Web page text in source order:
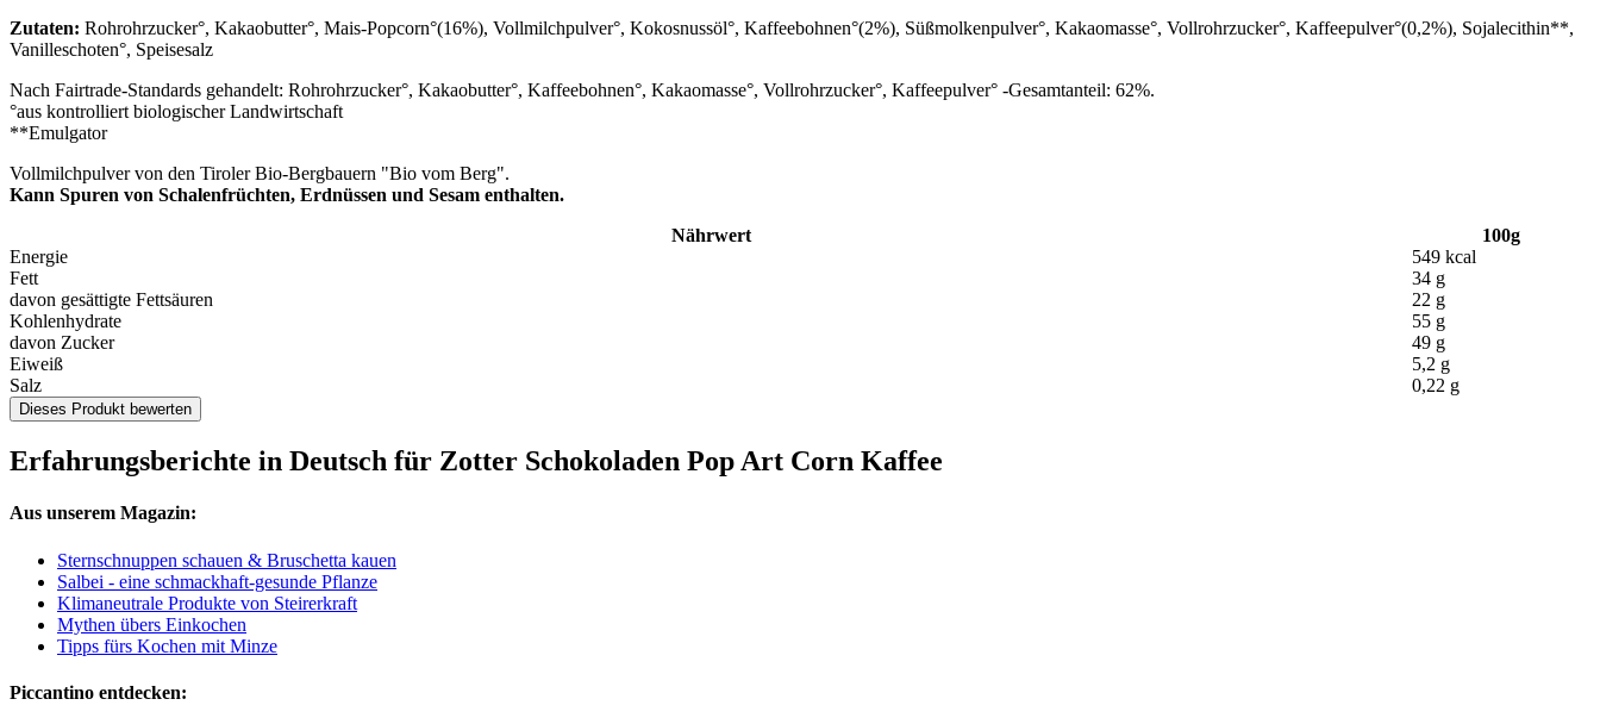
Zutaten: Rohrohrzucker°, Kakaobutter°, Mais-Popcorn°(16%), Vollmilchpulver°, Kokosnussöl°, Kaffeebohnen°(2%), Süßmolkenpulver°, Kakaomasse°, Vollrohrzucker°, Kaffeepulver°(0,2%), Sojalecithin**,
Vanilleschoten°, Speisesalz
Nach Fairtrade-Standards gehandelt: Rohrohrzucker°, Kakaobutter°, Kaffeebohnen°, Kakaomasse°, Vollrohrzucker°, Kaffeepulver° -Gesamtanteil: 62%.
°aus kontrolliert biologischer Landwirtschaft
**Emulgator
Vollmilchpulver von den Tiroler Bio-Bergbauern "Bio vom Berg".
Kann Spuren von Schalenfrüchten, Erdnüssen und Sesam enthalten.
Nährwert
100g
Energie
549 kcal
Fett
34 g
davon gesättigte Fettsäuren
22 g
Kohlenhydrate
55 g
davon Zucker
49 g
Eiweiß
5,2 g
Salz
0,22 g
Dieses Produkt bewerten
Erfahrungsberichte in Deutsch für Zotter Schokoladen Pop Art Corn Kaffee
Aus unserem Magazin:
Sternschnuppen schauen & Bruschetta kauen
Salbei - eine schmackhaft-gesunde Pflanze
Klimaneutrale Produkte von Steirerkraft
Mythen übers Einkochen
Tipps fürs Kochen mit Minze
Piccantino entdecken: